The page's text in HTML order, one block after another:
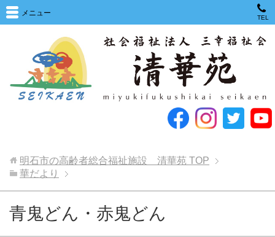
メニュー
TEL
明石市の高齢者総合福祉施設 清華苑 TOP
華だより
青鬼どん・赤鬼どん